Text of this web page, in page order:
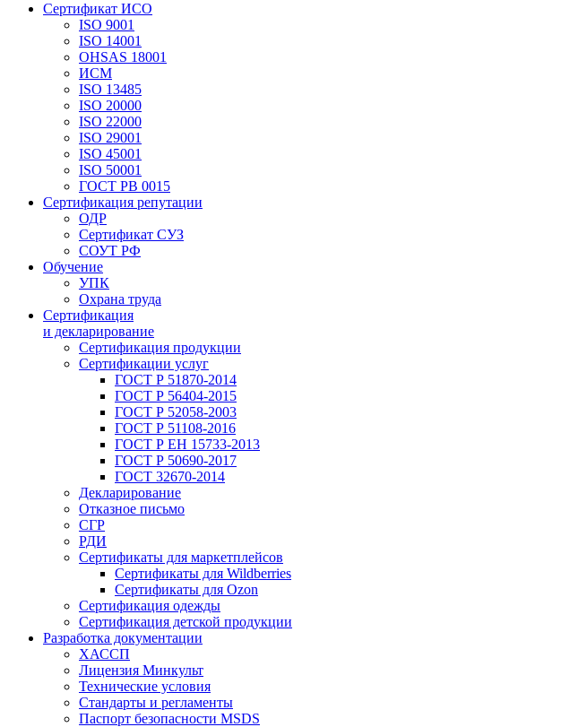
Сертификат ИСО
ISO 9001
ISO 14001
OHSAS 18001
ИСМ
ISO 13485
ISO 20000
ISO 22000
ISO 29001
ISO 45001
ISO 50001
ГОСТ РВ 0015
Сертификация репутации
ОДР
Сертификат СУЗ
СОУТ РФ
Обучение
УПК
Охрана труда
Сертификация
и декларирование
Сертификация продукции
Сертификации услуг
ГОСТ Р 51870-2014
ГОСТ Р 56404-2015
ГОСТ Р 52058-2003
ГОСТ Р 51108-2016
ГОСТ Р ЕН 15733-2013
ГОСТ Р 50690-2017
ГОСТ 32670-2014
Декларирование
Отказное письмо
СГР
РДИ
Сертификаты для маркетплейсов
Сертификаты для Wildberries
Сертификаты для Ozon
Сертификация одежды
Сертификация детской продукции
Разработка документации
ХАССП
Лицензия Минкульт
Технические условия
Стандарты и регламенты
Паспорт безопасности MSDS